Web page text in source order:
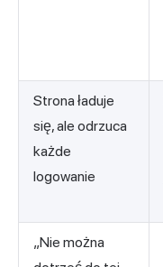
Strona ładuje
się, ale odrzuca
każde
logowanie
„Nie można